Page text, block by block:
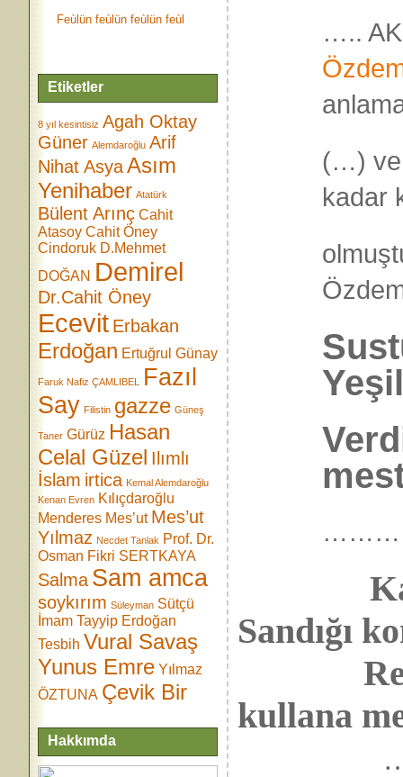
Feùlün feùlün feùlün feùl
Etiketler
8 yıl kesintisiz Agah Oktay
Güner Alemdaroğlu Arif
Nihat AsyaAsım
Yenihaber Atatürk
Bülent Arınç Cahit
Atasoy Cahit Öney
Cindoruk D.Mehmet
DOĞAN Demirel
Dr.Cahit Öney
Ecevit Erbakan
Erdoğan Ertuğrul Günay
Faruk Nafiz ÇAMLIBEL
Fazıl
Say Filistin gazze Güneş
Taner Gürüz Hasan
Celal Güzel Ilımlı
İslam irtica Kemal Alemdaroğlu
Kenan Evren Kılıçdaroğlu
Menderes Mes’ut Mes’ut
Yılmaz Necdet Tanlak Prof. Dr.
Osman Fikri SERTKAYA
Salma Sam amca
soykırım Süleyman Sütçü
İmam Tayyip Erdoğan
Tesbih Vural Savaş
Yunus Emre Yılmaz
ÖZTUNA Çevik Bir
Hakkımda
…..
(…) ve
kadar
Sandığı
kullana